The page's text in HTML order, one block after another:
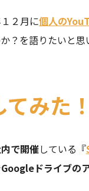
２月に個人の
？を語りたいと思
みた！
で開催している『
Googleドライブの